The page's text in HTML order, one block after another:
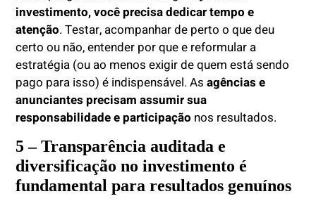
investimento, você precisa dedicar tempo e
atenção. Testar, acompanhar de perto o que deu
certo ou não, entender por que e reformular a
estratégia (ou ao menos exigir de quem está sendo
pago para isso) é indispensável. Asagências e
anunciantes precisam assumir sua
responsabilidade e participação nos resultados.
5 – Transparência auditada e
diversificação no investimento é
fundamental para resultados genuínos